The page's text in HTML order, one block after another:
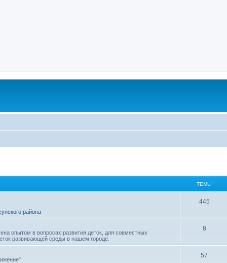
ТЕМЫ
района
445
опытом в вопросах развития деток, для совместных
развивающей среды в нашем городе.
8
57